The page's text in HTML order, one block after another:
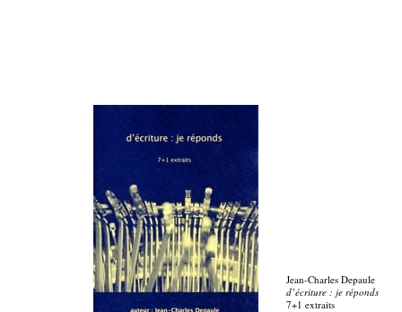
Jean-Charles Depaule
d’écriture : je réponds
7+1 extraits